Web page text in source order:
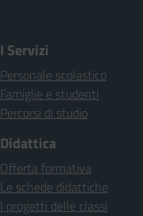
I Servizi
Personale scolastico
Famiglie e studenti
Percorsi di studio
Didattica
Offerta formativa
Le schede didattiche
I progetti delle classi